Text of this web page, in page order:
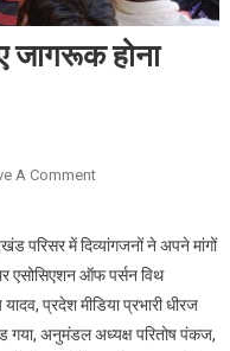
जागरूक होना
A CommentOn दिव्यांगो को अपने हक
परिसर में दिव्यांगजनों ने अपने मांगों
एसोसिएशन ऑफ पर्सन विथ
प्रदेश मीडिया प्रभारी धीरज
गया, अनुमंडल अध्यक्ष परितोष पंकज,